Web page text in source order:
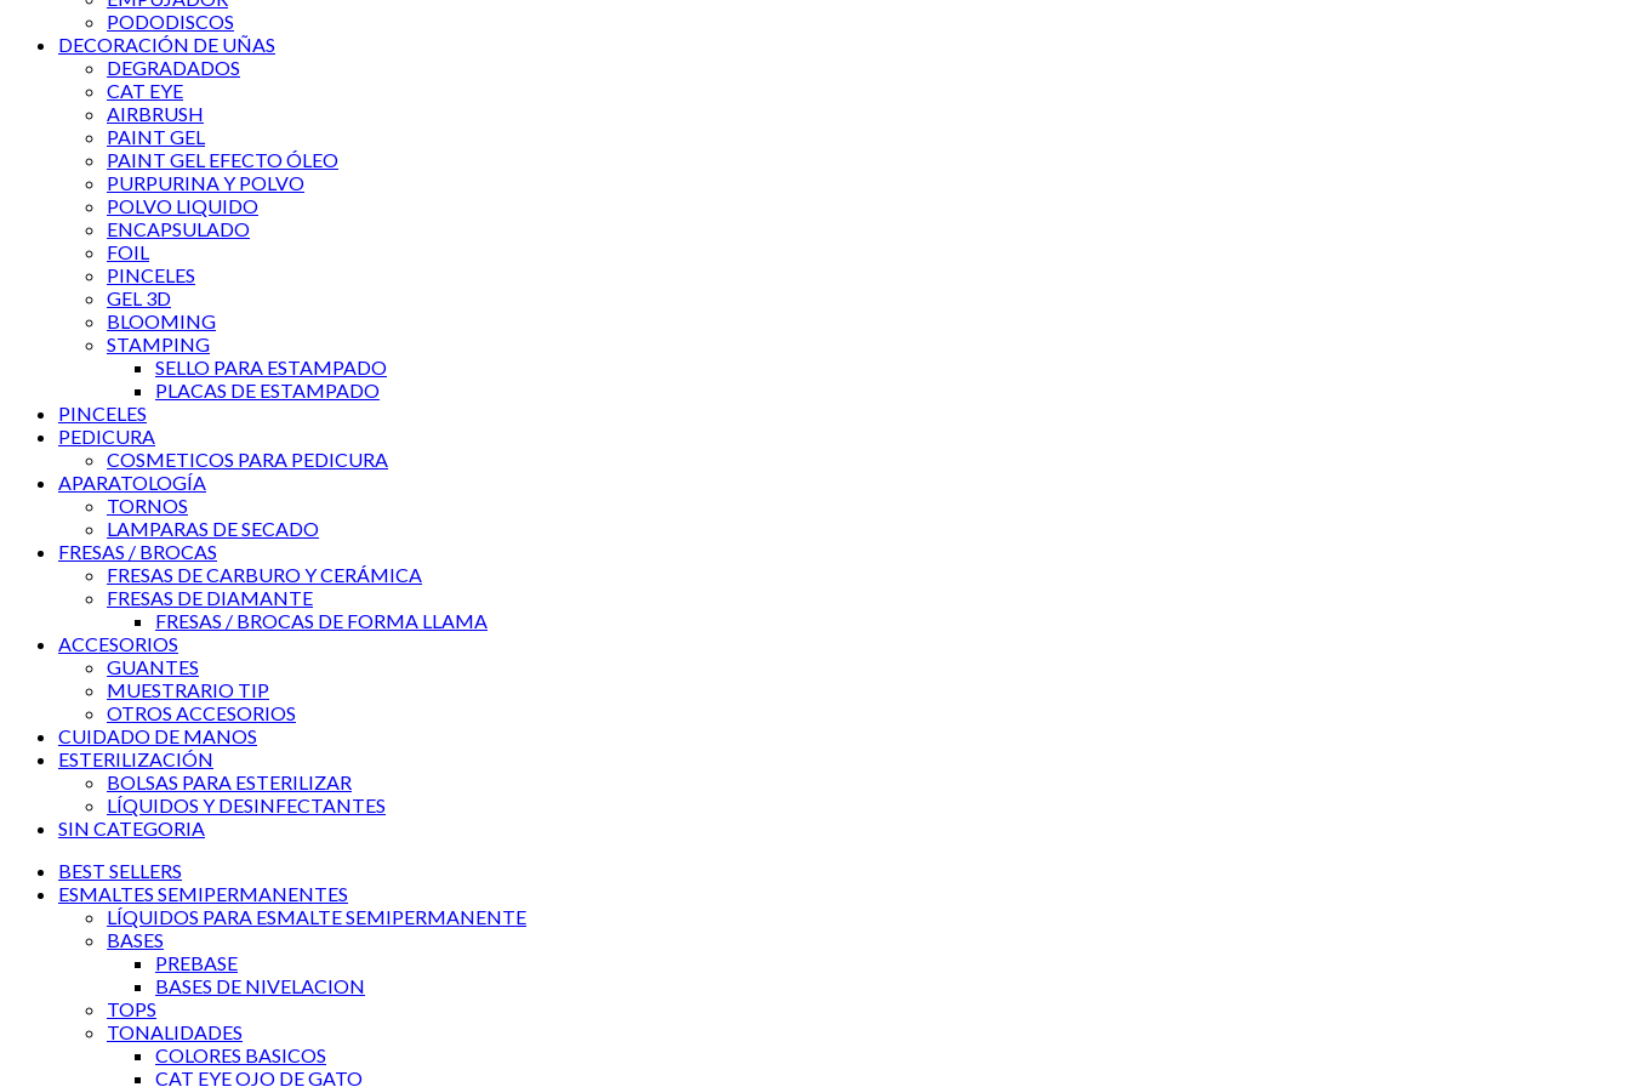
PODODISCOS
DECORACIÓN DE UÑAS
DEGRADADOS
CAT EYE
AIRBRUSH
PAINT GEL
PAINT GEL EFECTO ÓLEO
PURPURINA Y POLVO
POLVO LIQUIDO
ENCAPSULADO
FOIL
PINCELES
GEL 3D
BLOOMING
STAMPING
SELLO PARA ESTAMPADO
PLACAS DE ESTAMPADO
PINCELES
PEDICURA
COSMETICOS PARA PEDICURA
APARATOLOGÍA
TORNOS
LAMPARAS DE SECADO
FRESAS / BROCAS
FRESAS DE CARBURO Y CERÁMICA
FRESAS DE DIAMANTE
FRESAS / BROCAS DE FORMA LLAMA
ACCESORIOS
GUANTES
MUESTRARIO TIP
OTROS ACCESORIOS
CUIDADO DE MANOS
ESTERILIZACIÓN
BOLSAS PARA ESTERILIZAR
LÍQUIDOS Y DESINFECTANTES
SIN CATEGORIA
BEST SELLERS
ESMALTES SEMIPERMANENTES
LÍQUIDOS PARA ESMALTE SEMIPERMANENTE
BASES
PREBASE
BASES DE NIVELACION
TOPS
TONALIDADES
COLORES BASICOS
CAT EYE OJO DE GATO